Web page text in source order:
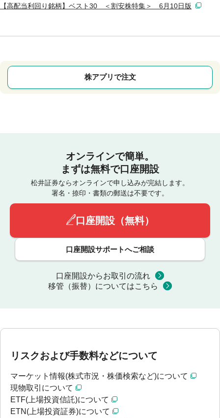
【高配当利回り銘柄】ベスト30 ＜割安株特集＞ 6月10日版
株アプリで注文
オンラインで簡単。
まずは無料で口座開設
松井証券ならオンラインで申し込みが完結します。
署名・捺印・書類の郵送は不要です。
口座開設（無料）
口座開設サポートへご相談
口座開設からお取引の流れ
移管（振替）についてはこちら
リスクおよび手数料などについて
マーケット情報(株式市況・株価検索など)について
現物取引について
ETF(上場投資信託)について
ETN(上場投資証券)について